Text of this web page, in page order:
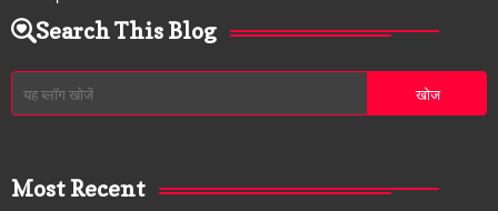
Search This Blog
Most Recent